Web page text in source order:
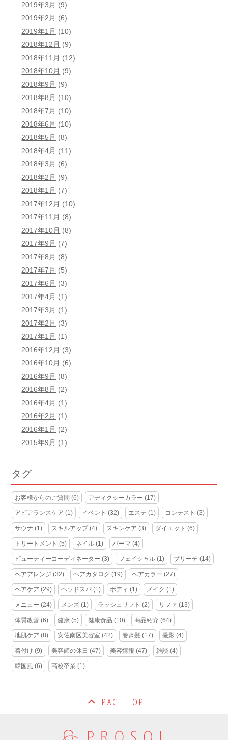
2019年3月 (9)
2019年2月 (6)
2019年1月 (10)
2018年12月 (9)
2018年11月 (12)
2018年10月 (9)
2018年9月 (9)
2018年8月 (10)
2018年7月 (10)
2018年6月 (10)
2018年5月 (8)
2018年4月 (11)
2018年3月 (6)
2018年2月 (9)
2018年1月 (7)
2017年12月 (10)
2017年11月 (8)
2017年10月 (8)
2017年9月 (7)
2017年8月 (8)
2017年7月 (5)
2017年6月 (3)
2017年4月 (1)
2017年3月 (1)
2017年2月 (3)
2017年1月 (1)
2016年12月 (3)
2016年10月 (6)
2016年9月 (8)
2016年8月 (2)
2016年4月 (1)
2016年2月 (1)
2016年1月 (2)
2015年9月 (1)
タグ
お客様からのご質問 (6) アディクシーカラー (17)
アピアランスケア (1) イベント (32) エステ (1) コンテスト (3)
サウナ (1) スキルアップ(4) スキンケア (3) ダイエット (6)
トリートメント (5) ネイル (1) パーマ (4)
ビューティーコーディネーター (3) フェイシャル (1) ブリーチ (14)
ヘアアレンジ (32) ヘアカタログ (19) ヘアカラー (27)
ヘアケア (29) ヘッドスパ (1) ボディ (1) メイク (1)
メニュー (24) メンズ (1) ラッシュリフト (2) リファ (13)
体質改善 (6) 健康 (5) 健康食品 (10) 商品紹介 (64)
地肌ケア (8) 安佐南区美容室 (42) 巻き髪 (17) 撮影 (4)
着付け (9) 美容師の休日 (47) 美容情報 (47) 雑談 (4)
韓国風 (6) 高校卒業 (1)
PAGE TOP